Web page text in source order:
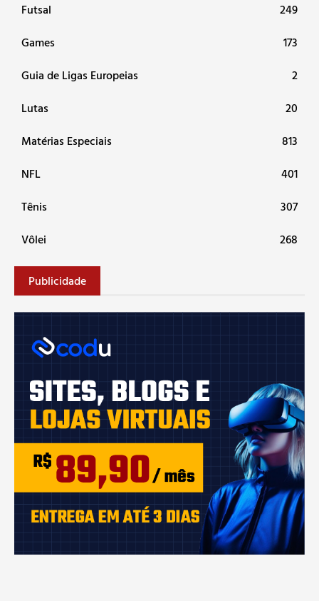
Futsal
249
Games
173
Guia de Ligas Europeias
2
Lutas
20
Matérias Especiais
813
NFL
401
Tênis
307
Vôlei
268
Publicidade